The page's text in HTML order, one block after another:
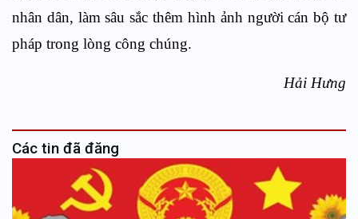
nhân dân, làm sâu sắc thêm hình ảnh người cán bộ tư
pháp trong lòng công chúng.
Hải Hưng
Các tin đã đăng